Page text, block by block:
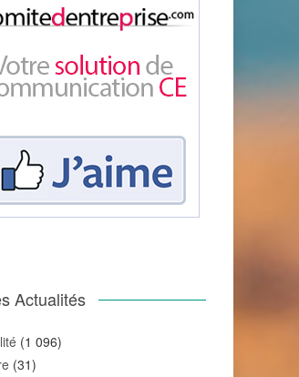
Actualités
(1 096)
(31)